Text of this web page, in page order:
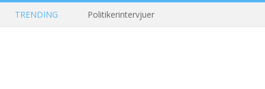
TRENDING Politikerintervjuer